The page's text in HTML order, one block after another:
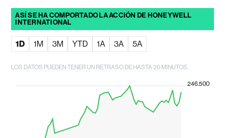
ASÍ SE HA COMPORTADO LA ACCIÓN DE HONEYWELL
INTERNATIONAL
1D 1M 3M YTD 1A 3A 5A
LOS DATOS PUEDEN TENER UN RETRASO DE HASTA 20 MINUTOS.
246.500